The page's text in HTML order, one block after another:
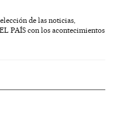
de las noticias,
PAÍS con los acontecimientos